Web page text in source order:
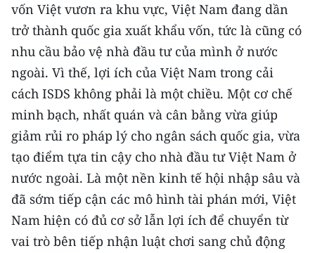
vốn Việt vươn ra khu vực, Việt Nam đang dần
trở thành quốc gia xuất khẩu vốn, tức là cũng có
nhu cầu bảo vệ nhà đầu tư của mình ở nước
ngoài. Vì thế, lợi ích của Việt Nam trong cải
cách ISDS không phải là một chiều. Một cơ chế
minh bạch, nhất quán và cân bằng vừa giúp
giảm rủi ro pháp lý cho ngân sách quốc gia, vừa
tạo điểm tựa tin cậy cho nhà đầu tư Việt Nam ở
nước ngoài. Là một nền kinh tế hội nhập sâu và
đã sớm tiếp cận các mô hình tài phán mới, Việt
Nam hiện có đủ cơ sở lẫn lợi ích để chuyển từ
vai trò bên tiếp nhận luật chơi sang chủ động